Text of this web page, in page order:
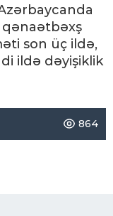
qənaətbəxş
son üç ildə,
ildə dəyişiklik
864